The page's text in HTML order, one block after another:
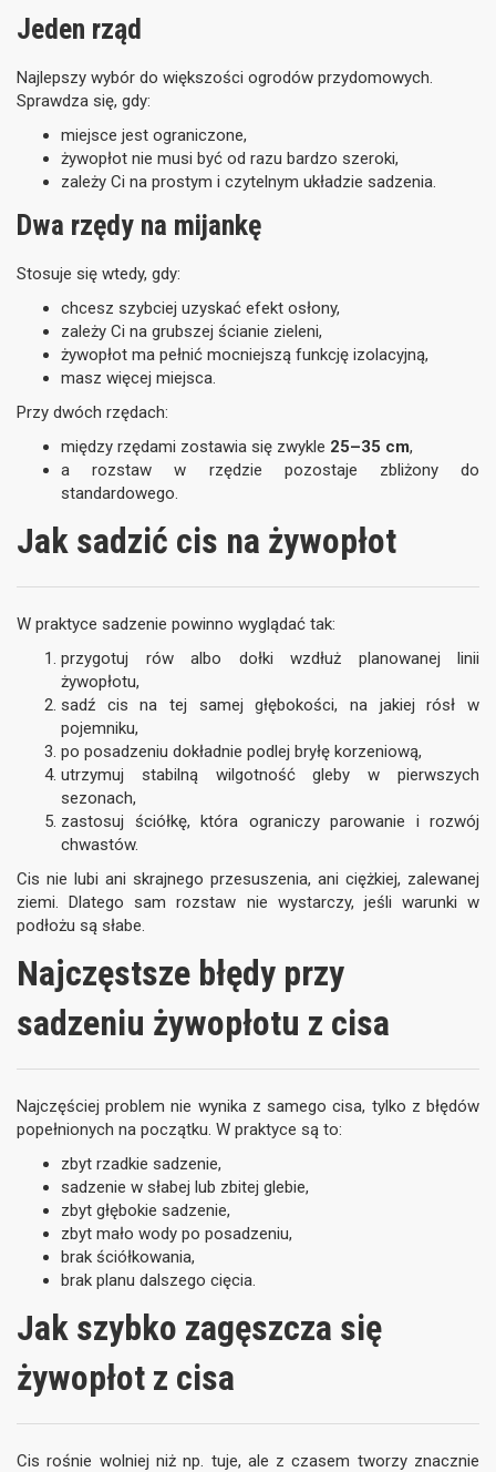
Jeden rząd
Najlepszy wybór do większości ogrodów przydomowych.
Sprawdza się, gdy:
miejsce jest ograniczone,
żywopłot nie musi być od razu bardzo szeroki,
zależy Ci na prostym i czytelnym układzie sadzenia.
Dwa rzędy na mijankę
Stosuje się wtedy, gdy:
chcesz szybciej uzyskać efekt osłony,
zależy Ci na grubszej ścianie zieleni,
żywopłot ma pełnić mocniejszą funkcję izolacyjną,
masz więcej miejsca.
Przy dwóch rzędach:
między rzędami zostawia się zwykle 25–35 cm,
a rozstaw w rzędzie pozostaje zbliżony do
standardowego.
Jak sadzić cis na żywopłot
W praktyce sadzenie powinno wyglądać tak:
przygotuj rów albo dołki wzdłuż planowanej linii
żywopłotu,
sadź cis na tej samej głębokości, na jakiej rósł w
pojemniku,
po posadzeniu dokładnie podlej bryłę korzeniową,
utrzymuj stabilną wilgotność gleby w pierwszych
sezonach,
zastosuj ściółkę, która ograniczy parowanie i rozwój
chwastów.
Cis nie lubi ani skrajnego przesuszenia, ani ciężkiej, zalewanej
ziemi. Dlatego sam rozstaw nie wystarczy, jeśli warunki w
podłożu są słabe.
Najczęstsze błędy przy
sadzeniu żywopłotu z cisa
Najczęściej problem nie wynika z samego cisa, tylko z błędów
popełnionych na początku. W praktyce są to:
zbyt rzadkie sadzenie,
sadzenie w słabej lub zbitej glebie,
zbyt głębokie sadzenie,
zbyt mało wody po posadzeniu,
brak ściółkowania,
brak planu dalszego cięcia.
Jak szybko zagęszcza się
żywopłot z cisa
Cis rośnie wolniej niż np. tuje, ale z czasem tworzy znacznie